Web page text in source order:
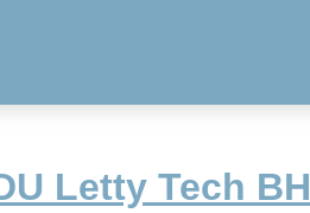
Letty Tech BH